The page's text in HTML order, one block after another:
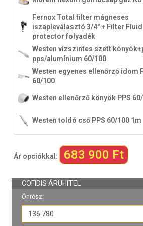
Fernox Total filter mágneses
iszapleválasztó 3/4" + Filter Fluid
protector folyadék
Westen vízszintes szett
pps/alumínium 60/100
Westen egyenes ellenőrző idom
60/100
Westen ellenőrző könyök PPS
Westen toldó cső PPS 60/100 1m
Ár opciókkal: 683 900 Ft